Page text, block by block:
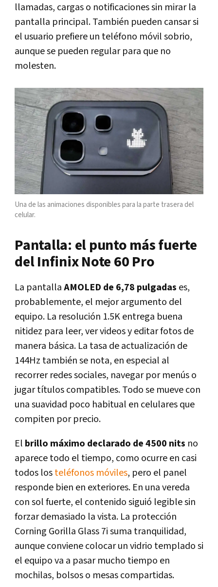
llamadas, cargas o notificaciones sin mirar la
pantalla principal. También pueden cansar si
el usuario prefiere un teléfono móvil sobrio,
aunque se pueden regular para que no
molesten.
Una de las animaciones disponibles para la parte trasera del
celular.
Pantalla: el punto más fuerte
del Infinix Note 60 Pro
La pantallaAMOLED de 6,78 pulgadas es,
probablemente, el mejor argumento del
equipo. La resolución 1.5K entrega buena
nitidez para leer, ver videos y editar fotos de
manera básica. La tasa de actualización de
144Hz también se nota, en especial al
recorrer redes sociales, navegar por menús o
jugar títulos compatibles. Todo se mueve con
una suavidad poco habitual en celulares que
compiten por precio.
El brillo máximo declarado de 4500 nits no
aparece todo el tiempo, como ocurre en casi
todos losteléfonos móviles, pero el panel
responde bien en exteriores. En una vereda
con sol fuerte, el contenido siguió legible sin
forzar demasiado la vista. La protección
Corning Gorilla Glass 7i suma tranquilidad,
aunque conviene colocar un vidrio templado si
el equipo va a pasar mucho tiempo en
mochilas, bolsos o mesas compartidas.